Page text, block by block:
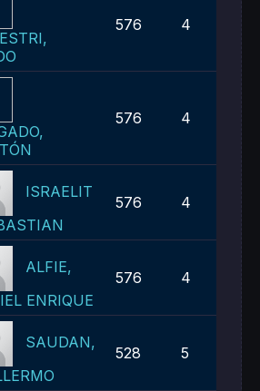
576 4
576 4
ISRAELIT
576 4
ALFIE,
ENRIQUE
576 4
SAUDAN,
528 5